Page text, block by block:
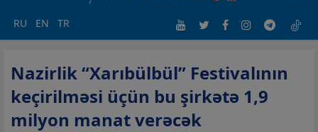
RU EN TR
Nazirlik “Xarıbülbül” Festivalının
keçirilməsi üçün bu şirkətə 1,9
milyon manat verəcək